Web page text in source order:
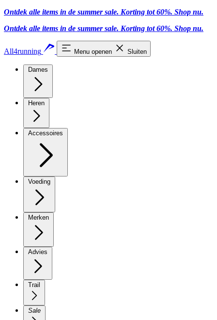
Ontdek alle items in de summer sale. Korting tot 60%. Shop nu.
Ontdek alle items in de summer sale. Korting tot 60%. Shop nu.
All4running Menu openen Sluiten
Dames
Heren
Accessoires
Voeding
Merken
Advies
Trail
Sale